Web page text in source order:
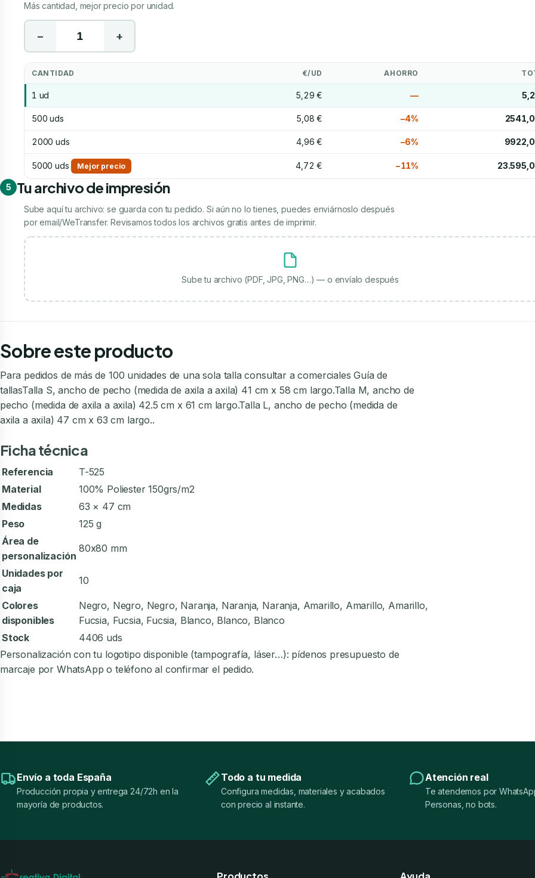
Más cantidad, mejor precio por unidad.
− +
CANTIDAD €/UD AHORRO
1 ud 5,29 € —
500 uds 5,08 € −4%
2000 uds 4,96 € −6%
5000 uds Mejor precio 4,72 € −11%
5 Tu archivo de impresión
Sube aquí tu archivo: se guarda con tu pedido. Si aún no lo tienes, puedes enviárnoslo después
por email/WeTransfer. Revisamos todos los archivos gratis antes de imprimir.
Sube tu archivo (PDF, JPG, PNG…) — o envíalo después
Sobre este producto
Para pedidos de más de 100 unidades de una sola talla consultar a comerciales Guía de
tallasTalla S, ancho de pecho (medida de axila a axila) 41 cm x 58 cm largo.Talla M, ancho de
pecho (medida de axila a axila) 42.5 cm x 61 cm largo.Talla L, ancho de pecho (medida de
axila a axila) 47 cm x 63 cm largo..
Ficha técnica
Referencia
T-525
Material
100% Poliester 150grs/m2
Medidas
63 × 47 cm
Peso
125 g
Área de
personalización
80x80 mm
Unidades por
caja
10
Colores
disponibles
Negro, Negro, Negro, Naranja, Naranja, Naranja, Amarillo, Amarillo, Amarillo,
Fucsia, Fucsia, Fucsia, Blanco, Blanco, Blanco
Stock
4406 uds
Personalización con tu logotipo disponible (tampografía, láser…): pídenos presupuesto de
marcaje por WhatsApp o teléfono al confirmar el pedido.
Envío a toda España
Producción propia y entrega 24/72h en la
mayoría de productos.
Todo a tu medida
Configura medidas, materiales y acabados
con precio al instante.
Atención real
Te atendemos por
Personas, no bots.